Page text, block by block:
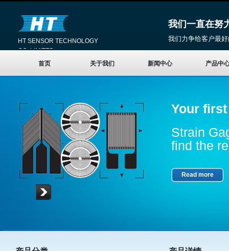
HT SENSOR TECHNOLOGY
CO.,LIMITED
我们一直在努
我们力争给客户最
首页 关于我们 新闻中心 产品中
Your
Strain
find the
Read more